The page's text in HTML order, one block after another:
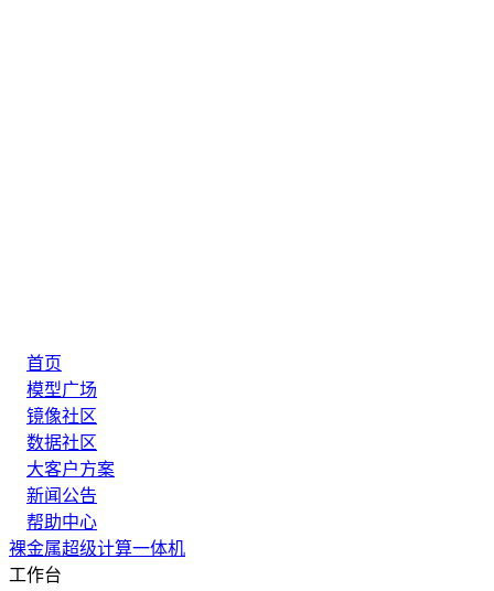
首页
模型广场
镜像社区
数据社区
大客户方案
新闻公告
帮助中心
裸金属超级计算一体机
工作台